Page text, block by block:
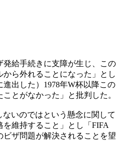
給手続きに支障が生じ、この
ら外れることになった」とし
進出した）1978年W杯以降この
とがなかった」と批判した。
いのではという懸念に関して
維持すること」とし「FIFA
ザ問題が解決されることを望